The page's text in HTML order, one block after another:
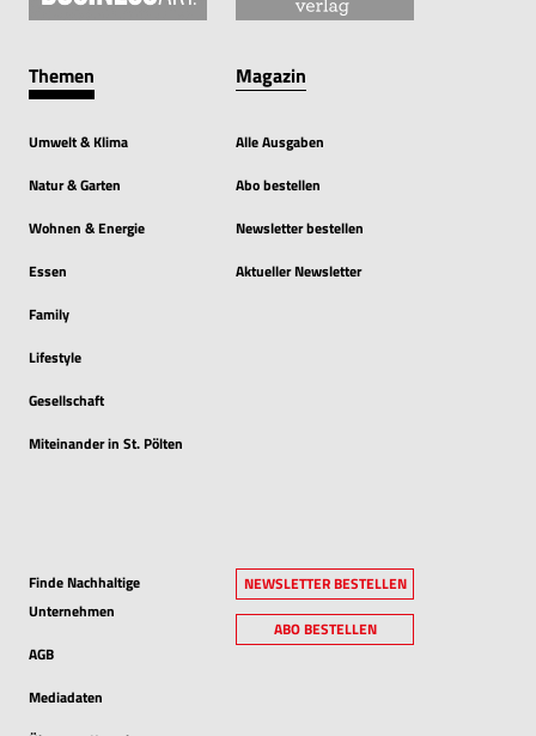
Themen
Umwelt & Klima
Natur & Garten
Wohnen & Energie
Essen
Family
Lifestyle
Gesellschaft
Miteinander in St. Pölten
Magazin
Alle Ausgaben
Abo bestellen
Newsletter bestellen
Aktueller Newsletter
Finde Nachhaltige
Unternehmen
AGB
Mediadaten
NEWSLETTER BESTELLEN
ABO BESTELLEN